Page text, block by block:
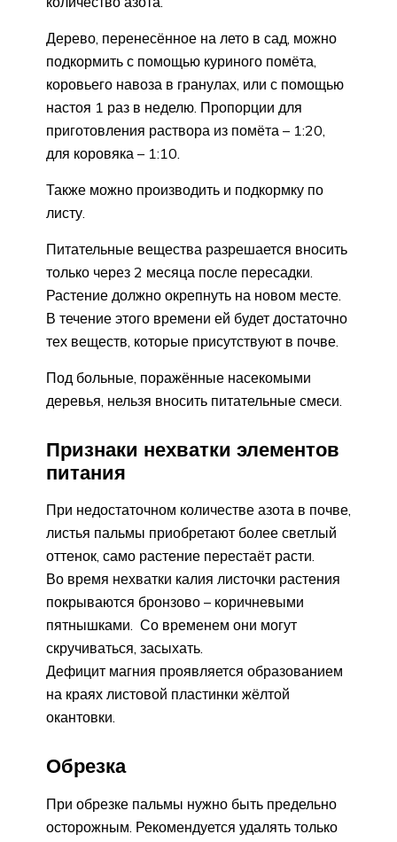
Дерево, перенесённое на лето в сад, можно
подкормить с помощью куриного помёта,
коровьего навоза в гранулах, или с помощью
настоя 1 раз в неделю. Пропорции для
приготовления раствора из помёта – 1:20,
для коровяка – 1:10.
Также можно производить и подкормку по
листу.
Питательные вещества разрешается вносить
только через 2 месяца после пересадки.
Растение должно окрепнуть на новом месте.
В течение этого времени ей будет достаточно
тех веществ, которые присутствуют в почве.
Под больные, поражённые насекомыми
деревья, нельзя вносить питательные смеси.
Признаки нехватки элементов
питания
При недостаточном количестве азота в почве,
листья пальмы приобретают более светлый
оттенок, само растение перестаёт расти.
Во время нехватки калия листочки растения
покрываются бронзово – коричневыми
пятнышками. Со временем они могут
скручиваться, засыхать.
Дефицит магния проявляется образованием
на краях листовой пластинки жёлтой
окантовки.
Обрезка
При обрезке пальмы нужно быть предельно
осторожным. Рекомендуется удалять только